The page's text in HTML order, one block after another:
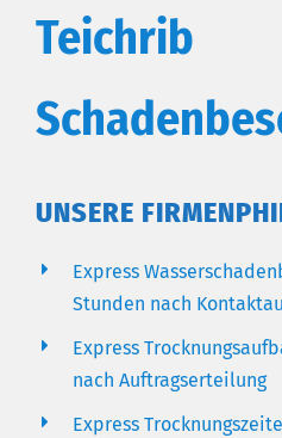
Teichrib
UNSERE
Express
Stunden nach
Express
nach Auftragserteilung
Express